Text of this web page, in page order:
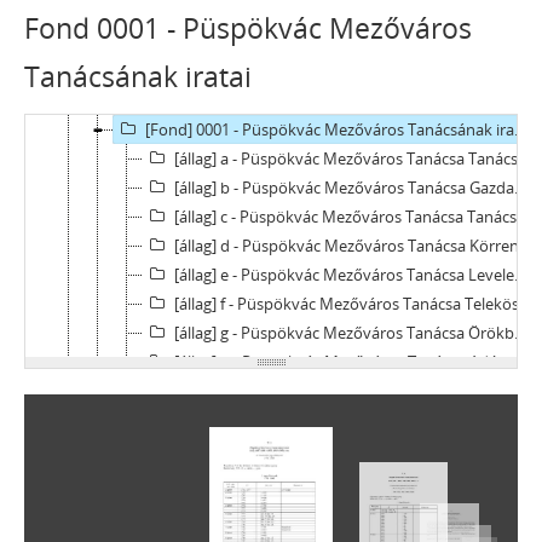
Fond 0001 - Püspökvác Mezőváros
Tanácsának iratai
[Levéltár] Vác Város Levéltára, 1612 - 2016
[Fond] 0001 - Püspökvác Mezőváros Tanácsának iratai, 1612–1905
[állag] a - Püspökvác Mezőváros Tanácsa Tanácsülési jegyzőkönyvek, 1741–1848
[állag] b - Püspökvác Mezőváros Tanácsa Gazdasági tanácsülési jegyzőkönyvek, 1791–1850
[állag] c - Püspökvác Mezőváros Tanácsa Tanácsi iratok, 1612–1905
[állag] d - Püspökvác Mezőváros Tanácsa Körrendeletek jegyzőkönyve, 1797–1803
[állag] e - Püspökvác Mezőváros Tanácsa Levelezések másolati könyvei, 1788–1819
[állag] f - Püspökvác Mezőváros Tanácsa Telekösszeírások, 1775–1847
[állag] g - Püspökvác Mezőváros Tanácsa Örökbevallási jegyzőkönvek (Protocollum fassionum), 1799–1853
[állag] h - Püspökvác Mezőváros Tanácsa Adóösszeírások, 1747–1840
[állag] i - Püspökvác Mezőváros Tanácsa Végrendeletek, 1706–1851
[állag] k - Püspökvác Mezőváros Tanácsa Törvénykezési iratok, 1770–1848
[Fond] 0002 - Püspökvác Mezőváros közgyámjának iratai, 1781–1847
[Fond] 0003 - Püspökvác Mezőváros Főpénztárnoki Hivatalának (1840-ig [fő]adószedőjének, Főadószedői Hivatalának) iratai, 1730–1848
[Fond] 0021 - Püspökvác Mezőváros Tanácsának iratai, 1848–1859